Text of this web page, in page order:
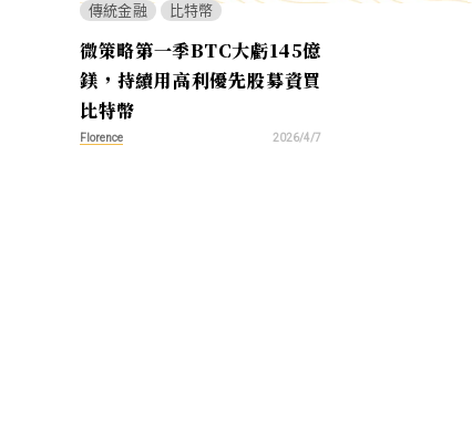
傳統金融 比特幣
微策略第一季BTC大虧145億
鎂，持續用高利優先股募資買
比特幣
Florence 2026/4/7